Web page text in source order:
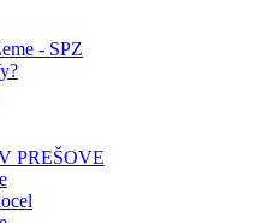
- SPZ
PREŠOVE